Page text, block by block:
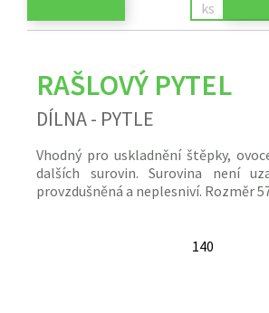
140
RAŠLOVÝ PYTEL
DÍLNA - PYTLE
Vhodný pro uskladnění štěpky,
dalších surovin. Surovina není
provzdušněná a neplesniví. Rozměr